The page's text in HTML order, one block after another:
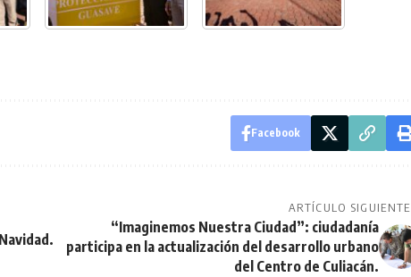
Facebook
ARTÍCULO SIGUIENTE
“Imaginemos Nuestra Ciudad”: ciudadanía
participa en la actualización del desarrollo urbano
del Centro de Culiacán.